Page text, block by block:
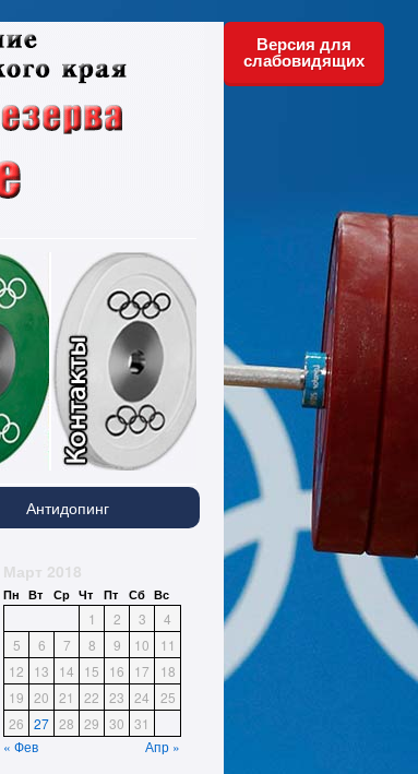
Фотографии
Антидопинг
Март 2018
Пн Вт Ср Чт Пт Сб Вс
« Фев Апр »
1 2 3
4
5
6 7 8 9 10
11
12
13 14 15 16 17
18
19 20 21 22 23 24
25
26 27 28 29 30 31
Версия для
слабовидящих